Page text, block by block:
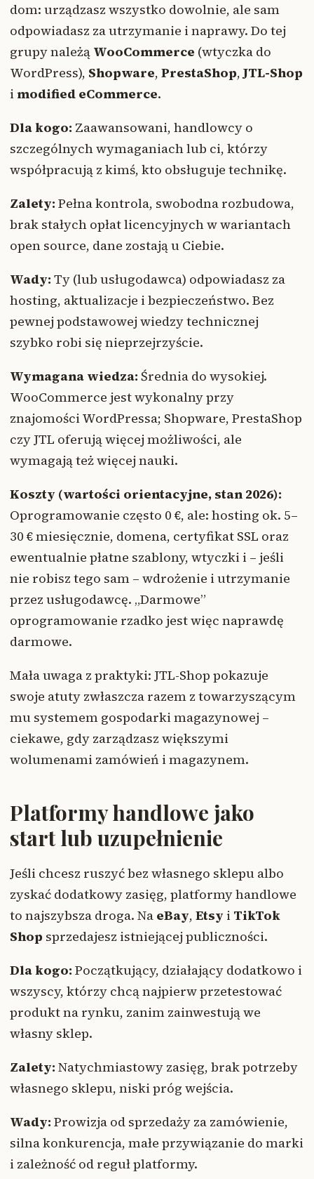
dom: urządzasz wszystko dowolnie, ale sam
odpowiadasz za utrzymanie i naprawy. Do tej
grupy należą WooCommerce (wtyczka do
WordPress), Shopware, PrestaShop,JTL-Shop
imodified eCommerce.
Dla kogo: Zaawansowani, handlowcy o
szczególnych wymaganiach lub ci, którzy
współpracują z kimś, kto obsługuje technikę.
Zalety: Pełna kontrola, swobodna rozbudowa,
brak stałych opłat licencyjnych w wariantach
open source, dane zostają u Ciebie.
Wady: Ty (lub usługodawca) odpowiadasz za
hosting, aktualizacje i bezpieczeństwo. Bez
pewnej podstawowej wiedzy technicznej
szybko robi się nieprzejrzyście.
Wymagana wiedza: Średnia do wysokiej.
WooCommerce jest wykonalny przy
znajomości WordPressa; Shopware, PrestaShop
czy JTL oferują więcej możliwości, ale
wymagają też więcej nauki.
Koszty (wartości orientacyjne, stan 2026):
Oprogramowanie często 0 €, ale: hosting ok. 5–
30 € miesięcznie, domena, certyfikat SSL oraz
ewentualnie płatne szablony, wtyczki i – jeśli
nie robisz tego sam – wdrożenie i utrzymanie
przez usługodawcę. „Darmowe”
oprogramowanie rzadko jest więc naprawdę
darmowe.
Mała uwaga z praktyki: JTL-Shop pokazuje
swoje atuty zwłaszcza razem z towarzyszącym
mu systemem gospodarki magazynowej –
ciekawe, gdy zarządzasz większymi
wolumenami zamówień i magazynem.
Platformy handlowe jako
start lub uzupełnienie
Jeśli chcesz ruszyć bez własnego sklepu albo
zyskać dodatkowy zasięg, platformy handlowe
to najszybsza droga. Na eBay, Etsy i TikTok
Shop sprzedajesz istniejącej publiczności.
Dla kogo: Początkujący, działający dodatkowo i
wszyscy, którzy chcą najpierw przetestować
produkt na rynku, zanim zainwestują we
własny sklep.
Zalety: Natychmiastowy zasięg, brak potrzeby
własnego sklepu, niski próg wejścia.
Wady: Prowizja od sprzedaży za zamówienie,
silna konkurencja, małe przywiązanie do marki
i zależność od reguł platformy.